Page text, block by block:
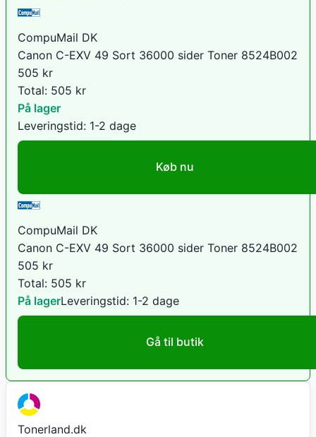
CompuMail DK
Canon C-EXV 49 Sort 36000 sider Toner 8524B002
505 kr
Total: 505 kr
På lager
Leveringstid: 1-2 dage
Køb nu
CompuMail DK
Canon C-EXV 49 Sort 36000 sider Toner 8524B002
505 kr
Total: 505 kr
På lagerLeveringstid: 1-2 dage
Gå til butik
Tonerland.dk